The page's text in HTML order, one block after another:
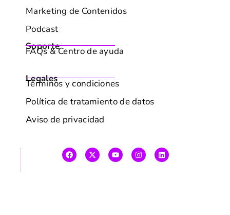
Marketing de Contenidos
Podcast
Soporte
FAQs & Centro de ayuda
Legales
Términos y condiciones
Política de tratamiento de datos
Aviso de privacidad